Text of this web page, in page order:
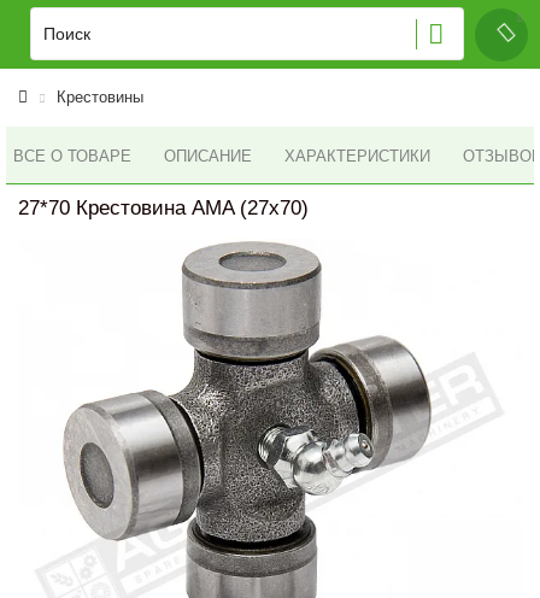
Крестовины
ВСЕ О ТОВАРЕ ОПИСАНИЕ ХАРАКТЕРИСТИКИ ОТЗЫВОВ
27*70 Крестовина AMA (27x70)